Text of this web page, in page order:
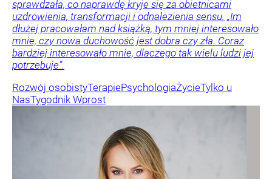
sprawdzała, co naprawdę kryje się za obietnicami
uzdrowienia, transformacji i odnalezienia sensu. „Im
dłużej pracowałam nad książką, tym mniej interesowało
mnie, czy nowa duchowość jest dobra czy zła. Coraz
bardziej interesowało mnie, dlaczego tak wielu ludzi jej
potrzebuje”.
Rozwój osobistyTerapiePsychologiaŻycieTylko u
NasTygodnik Wprost